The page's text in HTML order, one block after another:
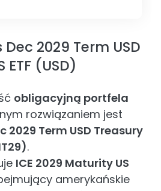
2029 Term USD
ETF (USD)
obligacyjną portfela
rozwiązaniem jest
2029 Term USD Treasury
.
ICE 2029 Maturity US
amerykańskie